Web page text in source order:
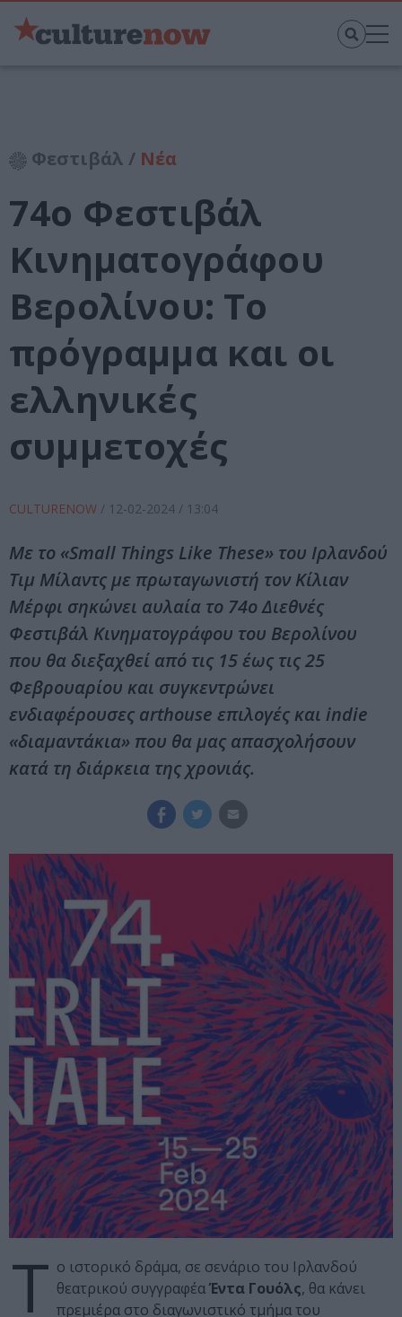
Φεστιβάλ / Νέα
74ο Φεστιβάλ
Κινηματογράφου
Βερολίνου: Το
πρόγραμμα και οι
ελληνικές
συμμετοχές
CULTURENOW / 12-02-2024 / 13:04
Με το «Small Things Like These» του Ιρλανδού
Τιμ Μίλαντς με πρωταγωνιστή τον Κίλιαν
Μέρφι σηκώνει αυλαία το 74ο Διεθνές
Φεστιβάλ Κινηματογράφου του Βερολίνου
που θα διεξαχθεί από τις 15 έως τις 25
Φεβρουαρίου και συγκεντρώνει
ενδιαφέρουσες arthouse επιλογές και indie
«διαμαντάκια» που θα μας απασχολήσουν
κατά τη διάρκεια της χρονιάς.
Τ ο ιστορικό δράμα, σε σενάριο του Ιρλανδού
θεατρικού συγγραφέαΈντα Γουόλς, θα κάνει
πρεμιέρα στο διαγωνιστικό τμήμα του